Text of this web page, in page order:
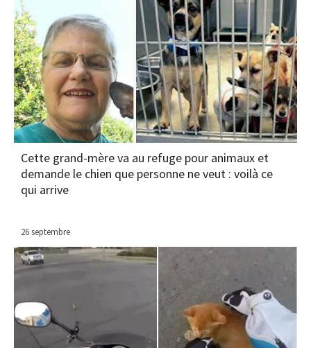
Cette grand-mère va au refuge pour animaux et
demande le chien que personne ne veut : voilà ce
qui arrive
26 septembre